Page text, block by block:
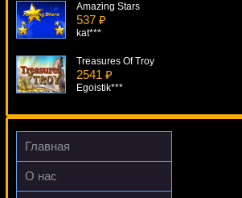
Amazing Stars
537 ₽
kat***
Treasures Of Troy
2541 ₽
Egoistik***
Dolphin Reef
2504 ₽
Главная
О нас